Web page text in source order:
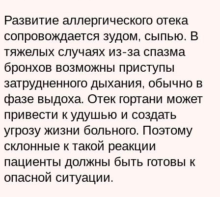
Развитие аллергического отека
сопровождается зудом, сыпью. В
тяжелых случаях из-за спазма
бронхов возможны приступы
затрудненного дыхания, обычно в
фазе выдоха. Отек гортани может
привести к удушью и создать
угрозу жизни больного. Поэтому
склонные к такой реакции
пациенты должны быть готовы к
опасной ситуации.